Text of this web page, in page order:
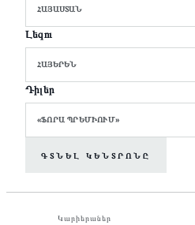
ՀԱՅԱՍՏԱՆ
Լեզու
ՀԱՅԵՐԵՆ
Դիլեր
«ՖՈՐԱ ՊՐԵՄԻՈՒՄ»
ԳՏՆԵԼ ԿԵՆՏՐՈՆԸ
Կարիերաներ